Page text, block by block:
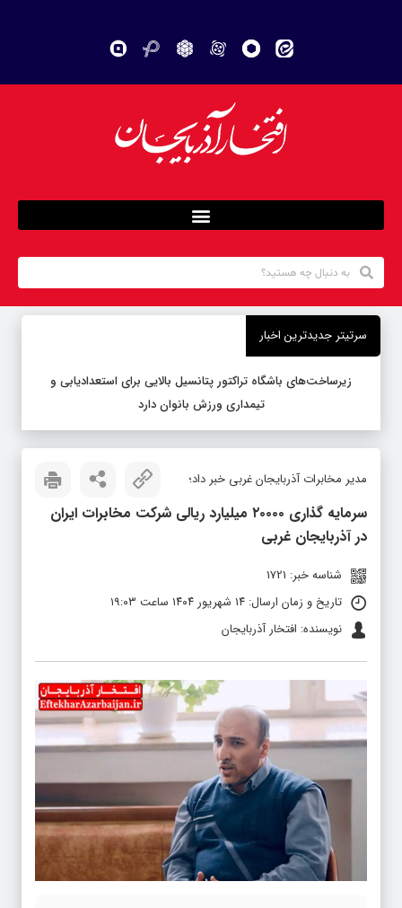
سرتیتر جدیدترین اخبار
زیرساخت‌های باشگاه تراکتور پتانسیل بالایی برای استعدادیابی و
تیمداری ورزش بانوان دارد
مدیر مخابرات آذربایجان غربی خبر داد؛
سرمایه گذاری ۲۰۰۰۰ میلیارد ریالی شرکت مخابرات ایران
در آذربایجان غربی
شناسه خبر: 1721
تاریخ و زمان ارسال: ۱۴ شهریور ۱۴۰۴ ساعت ۱۹:۰۳
نویسنده: افتخار آذربایجان